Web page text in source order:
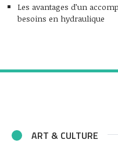
Les avantages d’un
besoins en hydraulique
ART & CULTURE